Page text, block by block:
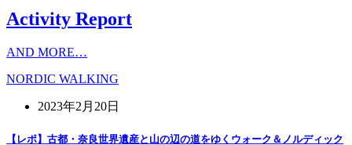
Activity Report
AND MORE…
NORDIC WALKING
2023年2月20日
【レポ】古都・奈良世界遺産と山の辺の道をゆくウォーク＆ノルディック